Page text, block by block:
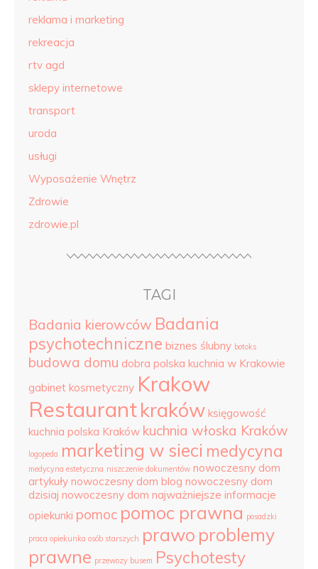
reklama i marketing
rekreacja
rtv agd
sklepy internetowe
transport
uroda
usługi
Wyposażenie Wnętrz
Zdrowie
zdrowie.pl
TAGI
Badania kierowców Badania
psychotechniczne biznes ślubny botoks
budowa domu dobra polska kuchnia w Krakowie
gabinet kosmetyczny Krakow
Restaurantkraków księgowość
kuchnia polska Kraków kuchnia włoska Kraków
logopeda marketing w sieci medycyna
medycyna estetyczna niszczenie dokumentów nowoczesny dom
artykuły nowoczesny dom blog nowoczesny dom
dzisiaj nowoczesny dom najważniejsze informacje
opiekunki pomoc pomoc prawna posadzki
praca opiekunka osób starszych prawo problemy
prawne przewozy busem Psychotesty